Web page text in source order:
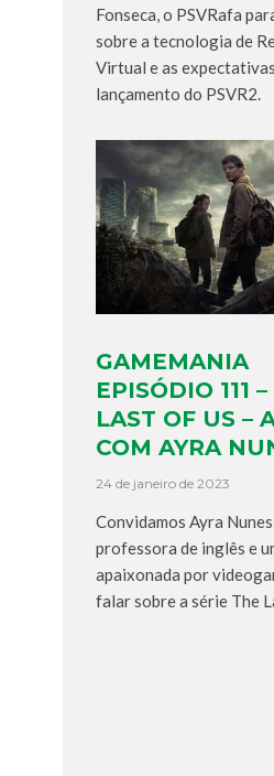
Fonseca, o PSVRafa
sobre a tecnologia de
Virtual e as
lançamento do PSVR2.
GAMEMANIA
EPISÓDIO 111
LAST OF US –
COM AYRA
24 de janeiro de 2023
Convidamos Ayra
professora de inglês e
apaixonada por
falar sobre a série The